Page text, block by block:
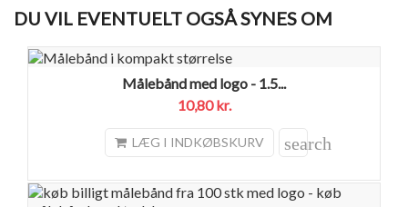
DU VIL EVENTUELT OGSÅ SYNES OM
Målebånd med logo - 1.5...
10,80 kr.
LÆG I INDKØBSKURV search